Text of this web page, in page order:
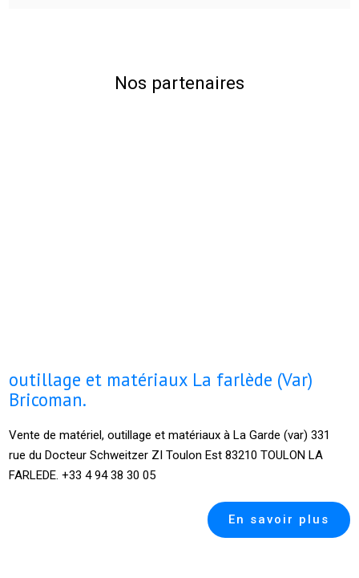
Nos partenaires
outillage et matériaux La farlède (Var)
Bricoman.
Vente de matériel, outillage et matériaux à La Garde (var) 331
rue du Docteur Schweitzer ZI Toulon Est 83210 TOULON LA
FARLEDE. +33 4 94 38 30 05
En savoir plus